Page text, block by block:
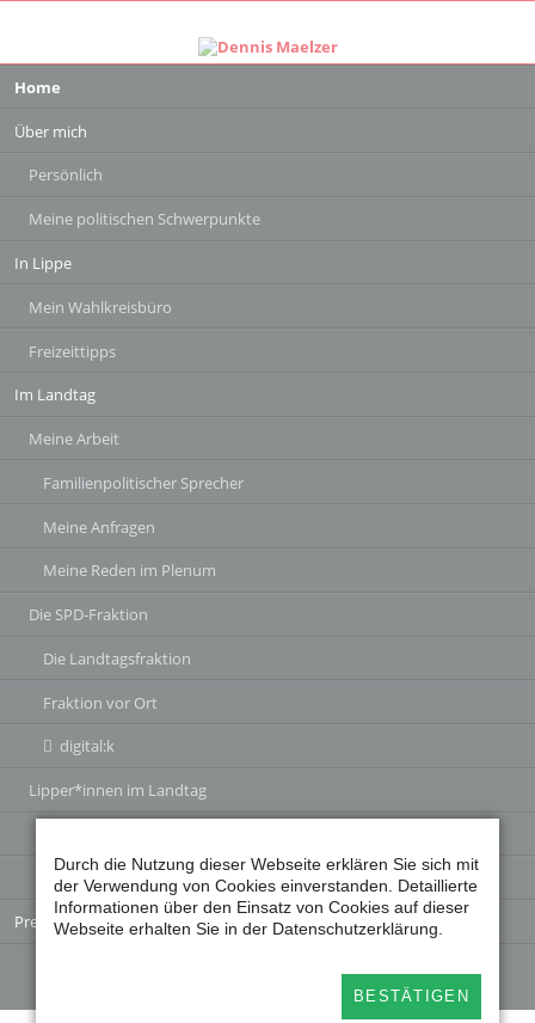
überspringen
Home
Über mich
Persönlich
Meine politischen Schwerpunkte
In Lippe
Mein Wahlkreisbüro
Freizeittipps
Im Landtag
Meine Arbeit
Familienpolitischer Sprecher
Meine Anfragen
Meine Reden im Plenum
Die SPD-Fraktion
Die Landtagsfraktion
Fraktion vor Ort
digital:k
Lipper*innen im Landtag
Jugendlandtag
Pressearchiv
Durch die Nutzung dieser Webseite erklären Sie sich mit
der Verwendung von Cookies einverstanden. Detaillierte
Informationen über den Einsatz von Cookies auf dieser
Webseite erhalten Sie in der Datenschutzerklärung.
BESTÄTIGEN